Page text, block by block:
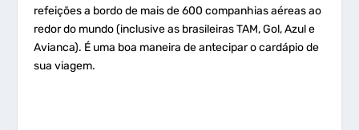
refeições a bordo de mais de 600 companhias aéreas ao
redor do mundo (inclusive as brasileiras TAM, Gol, Azul e
Avianca). É uma boa maneira de antecipar o cardápio de
sua viagem.